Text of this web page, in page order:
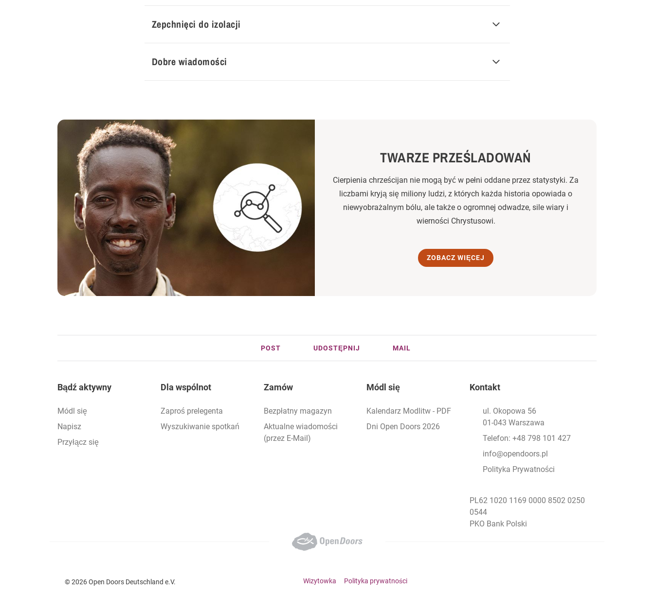
Zepchnięci do izolacji
Dobre wiadomości
TWARZE PRZEŚLADOWAŃ
Cierpienia chrześcijan nie mogą być w pełni oddane przez statystyki. Za
liczbami kryją się miliony ludzi, z których każda historia opowiada o
niewyobrażalnym bólu, ale także o ogromnej odwadze, sile wiary i
wierności Chrystusowi.
ZOBACZ WIĘCEJ
POST UDOSTĘPNIJ MAIL
Kontakt
ul. Okopowa 56
01-043 Warszawa
Telefon: +48 798 101 427
info@opendoors.pl
Polityka Prywatności
PL62 1020 1169 0000 8502 0250
0544
PKO Bank Polski
Footer
Bądź aktywny
Módl się
Napisz
Przyłącz się
Dla wspólnot
Zaproś prelegenta
Wyszukiwanie spotkań
Zamów
Bezpłatny magazyn
Aktualne wiadomości
(przez E-Mail)
Módl się
Kalendarz Modlitw - PDF
Dni Open Doors 2026
© 2026 Open Doors Deutschland e.V. Footer bottom menu
Wizytowka Polityka prywatności